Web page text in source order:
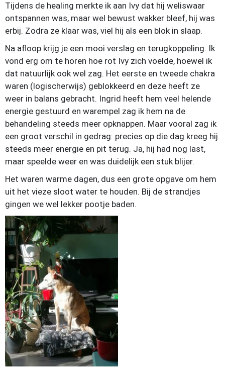
Tijdens de healing merkte ik aan Ivy dat hij weliswaar
ontspannen was, maar wel bewust wakker bleef, hij was
erbij. Zodra ze klaar was, viel hij als een blok in slaap.
Na afloop krijg je een mooi verslag en terugkoppeling. Ik
vond erg om te horen hoe rot Ivy zich voelde, hoewel ik
dat natuurlijk ook wel zag. Het eerste en tweede chakra
waren (logischerwijs) geblokkeerd en deze heeft ze
weer in balans gebracht. Ingrid heeft hem veel helende
energie gestuurd en warempel zag ik hem na de
behandeling steeds meer opknappen. Maar vooral zag ik
een groot verschil in gedrag: precies op die dag kreeg hij
steeds meer energie en pit terug. Ja, hij had nog last,
maar speelde weer en was duidelijk een stuk blijer.
Het waren warme dagen, dus een grote opgave om hem
uit het vieze sloot water te houden. Bij de strandjes
gingen we wel lekker pootje baden.